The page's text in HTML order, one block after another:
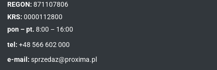
REGON: 871107806
KRS: 0000112800
pon – pt. 8:00 – 16:00
tel: +48 566 602 000
e-mail: sprzedaz@proxima.pl